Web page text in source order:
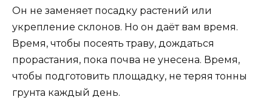
Он не заменяет посадку растений или
укрепление склонов. Но он даёт вам время.
Время, чтобы посеять траву, дождаться
прорастания, пока почва не унесена. Время,
чтобы подготовить площадку, не теряя тонны
грунта каждый день.